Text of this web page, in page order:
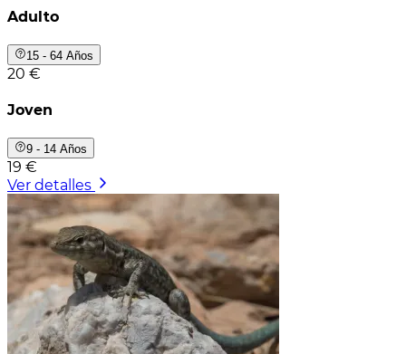
Adulto
15 - 64 Años
20 €
Joven
9 - 14 Años
19 €
Ver detalles